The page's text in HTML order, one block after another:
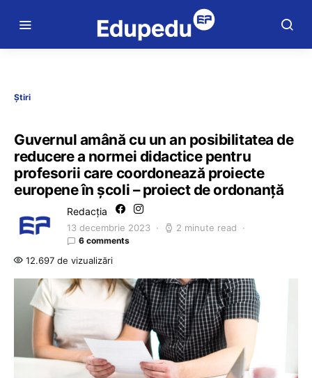
Știri
Guvernul amână cu un an posibilitatea de
reducere a normei didactice pentru
profesorii care coordonează proiecte
europene în școli – proiect de ordonanță
Redacția
13 decembrie 2023 2 minute read
6 comments
12.697 de vizualizări